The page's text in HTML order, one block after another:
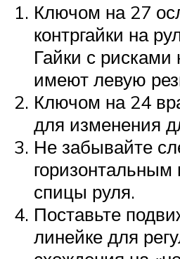
Ключом на 27
контргайки на
Гайки с рисками
имеют левую
Ключом на 24
для изменения
Не забывайте
спицы руля.
Поставьте
линейке для